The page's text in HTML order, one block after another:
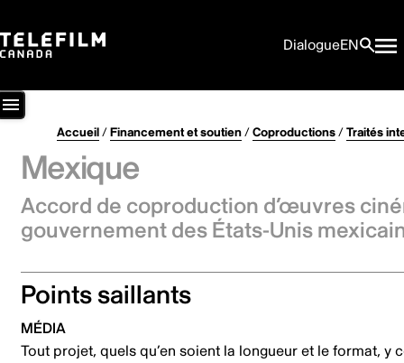
DialogueEN
Accueil/Financement et soutien/Coproductions/Traités
Mexique
Accord de coproduction d’œuvres
gouvernement des États-Unis
Points saillants
MÉDIA
Tout projet, quels qu’en soient la longueur et le format,